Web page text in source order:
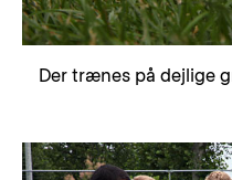
Der trænes på dejlige